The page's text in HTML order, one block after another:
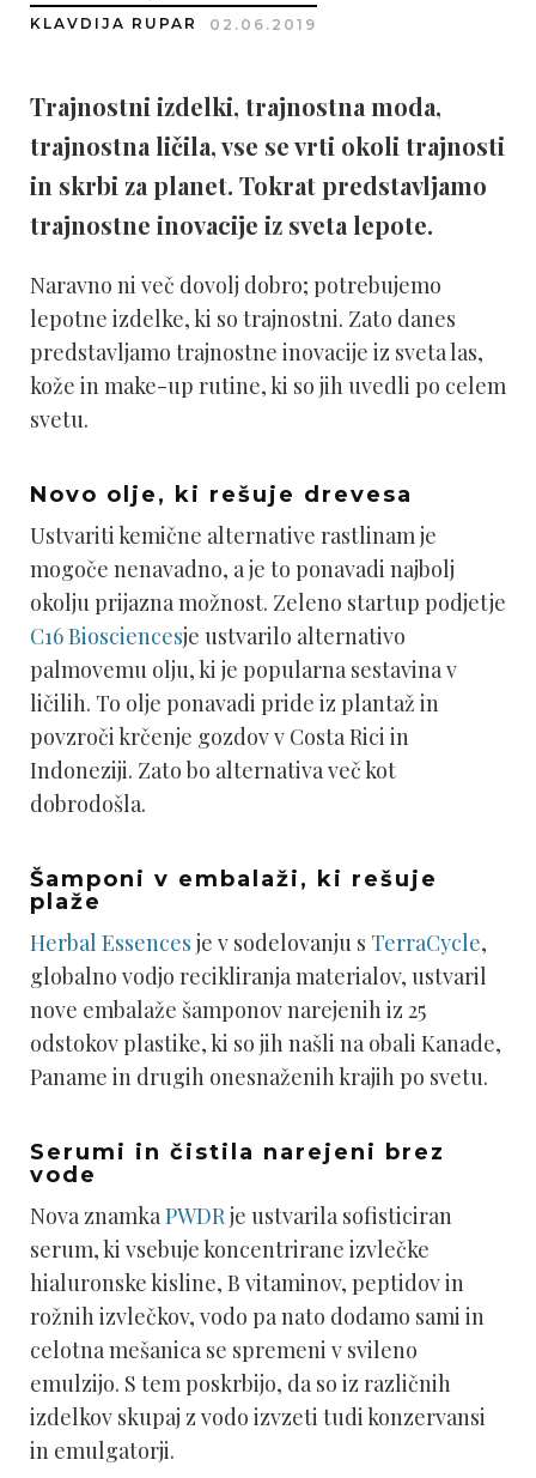
KLAVDIJA RUPAR 02.06.2019
Trajnostni izdelki, trajnostna moda,
trajnostna ličila, vse se vrti okoli trajnosti
in skrbi za planet. Tokrat predstavljamo
trajnostne inovacije iz sveta lepote.
Naravno ni več dovolj dobro; potrebujemo
lepotne izdelke, ki so trajnostni. Zato danes
predstavljamo trajnostne inovacije iz sveta las,
kože in make-up rutine, ki so jih uvedli po celem
svetu.
Novo olje, ki rešuje drevesa
Ustvariti kemične alternative rastlinam je
mogoče nenavadno, a je to ponavadi najbolj
okolju prijazna možnost. Zeleno startup podjetje
C16 Biosciencesje ustvarilo alternativo
palmovemu olju, ki je popularna sestavina v
ličilih. To olje ponavadi pride iz plantaž in
povzroči krčenje gozdov v Costa Rici in
Indoneziji. Zato bo alternativa več kot
dobrodošla.
Šamponi v embalaži, ki rešuje
plaže
Herbal Essences je v sodelovanju s TerraCycle,
globalno vodjo recikliranja materialov, ustvaril
nove embalaže šamponov narejenih iz 25
odstokov plastike, ki so jih našli na obali Kanade,
Paname in drugih onesnaženih krajih po svetu.
Serumi in čistila narejeni brez
vode
Nova znamkaPWDRje ustvarila sofisticiran
serum, ki vsebuje koncentrirane izvlečke
hialuronske kisline, B vitaminov, peptidov in
rožnih izvlečkov, vodo pa nato dodamo sami in
celotna mešanica se spremeni v svileno
emulzijo. S tem poskrbijo, da so iz različnih
izdelkov skupaj z vodo izvzeti tudi konzervansi
in emulgatorji.